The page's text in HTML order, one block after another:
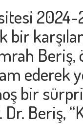
bir
ederek
bir
Beriş,